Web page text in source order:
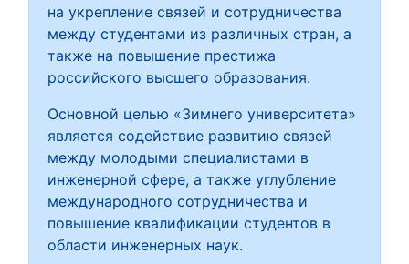
на укрепление связей и сотрудничества
между студентами из различных стран, а
также на повышение престижа
российского высшего образования.
Основной целью «Зимнего университета»
является содействие развитию связей
между молодыми специалистами в
инженерной сфере, а также углубление
международного сотрудничества и
повышение квалификации студентов в
области инженерных наук.